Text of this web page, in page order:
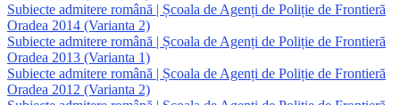
Subiecte admitere română | Școala de Agenți de Poliție de Frontieră
Oradea 2014 (Varianta 2)
Subiecte admitere română | Școala de Agenți de Poliție de Frontieră
Oradea 2013 (Varianta 1)
Subiecte admitere română | Școala de Agenți de Poliție de Frontieră
Oradea 2012 (Varianta 2)